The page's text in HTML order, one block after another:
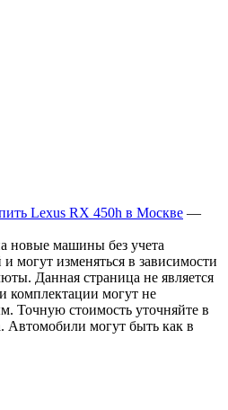
Lexus RX 450h в Москве —
новые машины без учета
могут изменяться в зависимости
Данная страница не является
комплектации могут не
Точную стоимость уточняйте в
Автомобили могут быть как в